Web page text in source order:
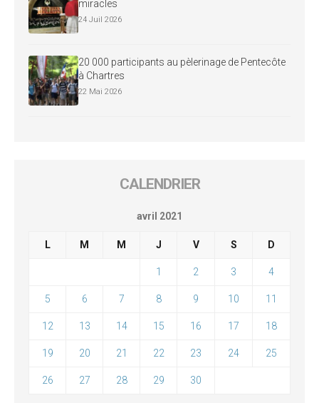
miracles
24 Juil 2026
20 000 participants au pèlerinage de Pentecôte
à Chartres
22 Mai 2026
CALENDRIER
avril 2021
L M M J V S D
1 2 3 4
5 6 7 8 9 10 11
12 13 14 15 16 17 18
19 20 21 22 23 24 25
26 27 28 29 30